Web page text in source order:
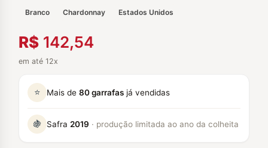
Branco Chardonnay Estados Unidos
R$ 142,54
em até 12x
⭐ Mais de 80 garrafas já vendidas
🍇 Safra 2019 · produção limitada ao ano da colheita